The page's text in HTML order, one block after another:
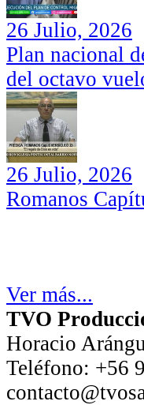
26 Julio, 2026
Plan nacional
del octavo
26 Julio, 2026
Romanos
Ver más...
TVO
Horacio
Teléfono: +56